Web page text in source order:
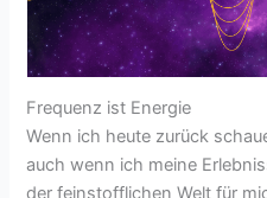
Frequenz ist Energie
Wenn ich heute zurück
auch wenn ich meine